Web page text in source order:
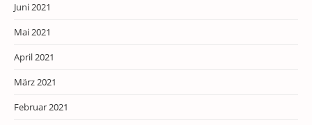
Juni 2021
Mai 2021
April 2021
März 2021
Februar 2021